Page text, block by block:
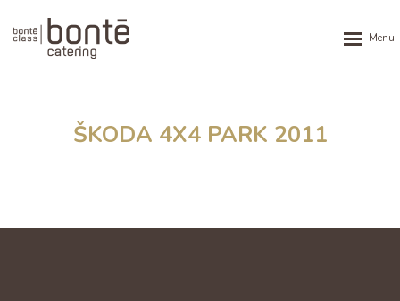
ŠKODA 4X4 PARK 2011